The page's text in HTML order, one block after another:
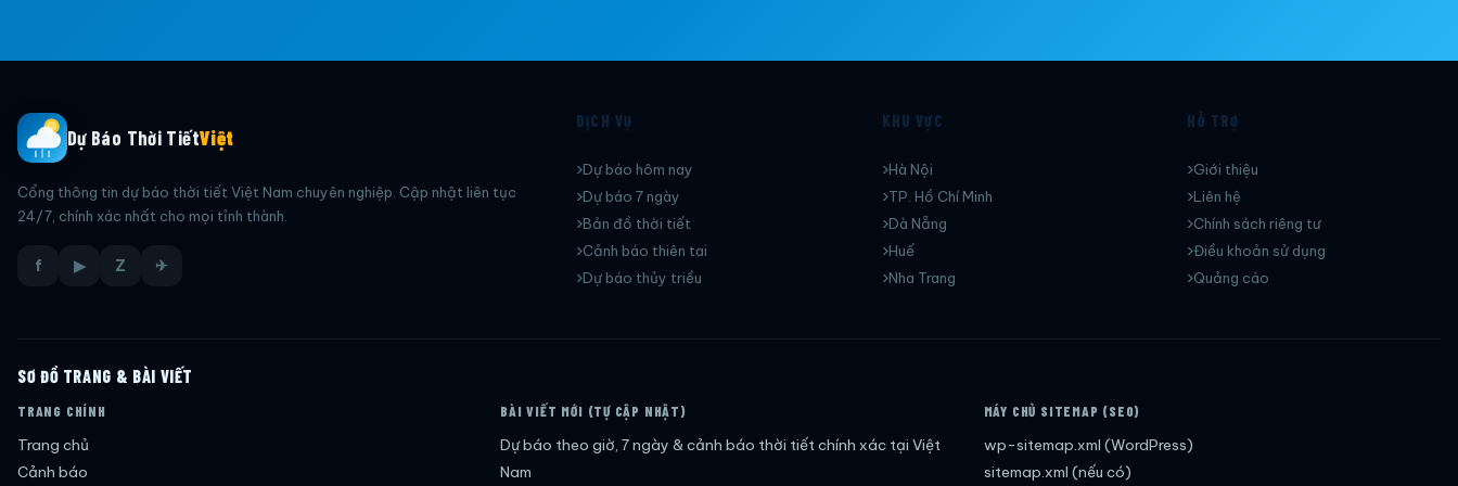
Dự Báo Thời TiếtViệt
Cổng thông tin dự báo thời tiết Việt Nam chuyên nghiệp. Cập nhật liên tục
24/7, chính xác nhất cho mọi tỉnh thành.
f ▶ Z ✈
DỊCH VỤ
Dự báo hôm nay
Dự báo 7 ngày
Bản đồ thời tiết
Cảnh báo thiên tai
Dự báo thủy triều
KHU VỰC
Hà Nội
TP. Hồ Chí Minh
Dà Nẵng
Huế
Nha Trang
HỖ TRỢ
Giới thiệu
Liên hệ
Chính sách riêng tư
Điều khoản sử dụng
Quảng cáo
SƠ ĐỒ TRANG & BÀI VIẾT
TRANG CHÍNH
Trang chủ
Cảnh báo
BÀI VIẾT MỚI (TỰ CẬP NHẬT)
Dự báo theo giờ, 7 ngày & cảnh báo thời tiết chính xác tại Việt
Nam
MÁY CHỦ SITEMAP (SEO)
wp-sitemap.xml (WordPress)
sitemap.xml (nếu có)